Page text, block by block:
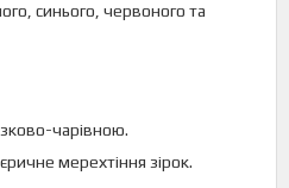
синього, червоного та
чарівною.
мерехтіння зірок.